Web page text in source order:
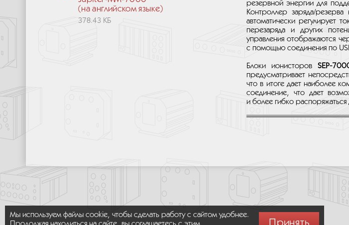
(на английском языке)
378.43 КБ
резервной энергии для
Контроллер заряда/
автоматически регулирует
перезаряда и других
управления отображаются
с помощью соединения по
Блоки ионисторов SEP-
предусматривает
что в итоге дает наиболее
соединение, что дает
и более гибко
Мы используем файлы cookie, чтобы сделать работу с сайтом удобнее.
Принять